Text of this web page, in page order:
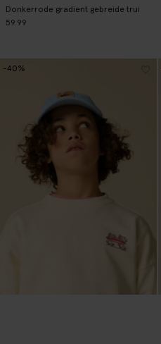
Donkerrode gradient gebreide trui
59.99
-40%